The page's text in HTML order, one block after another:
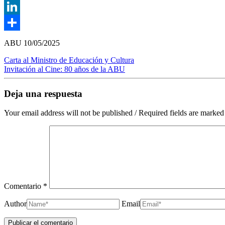
Twitter
LinkedIn
Compartir
ABU 10/05/2025
Carta al Ministro de Educación y Cultura
Invitación al Cine: 80 años de la ABU
Deja una respuesta
Your email address will not be published / Required fields are
Comentario *
Author Email